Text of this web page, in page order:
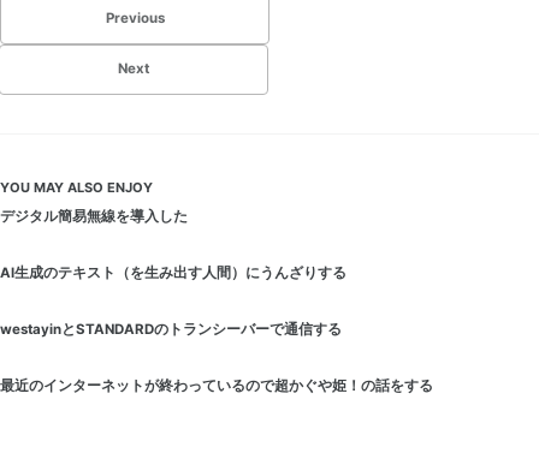
Previous
Next
YOU MAY ALSO ENJOY
デジタル簡易無線を導入した
AI生成のテキスト（を生み出す人間）にうんざりする
westayinとSTANDARDのトランシーバーで通信する
最近のインターネットが終わっているので超かぐや姫！の話をする